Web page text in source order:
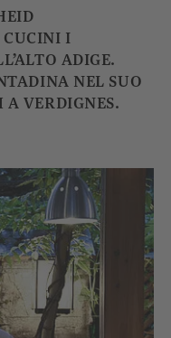
CUCINI I
ADIGE.
NEL SUO
A VERDIGNES.